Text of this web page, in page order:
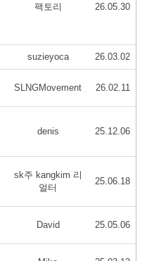
팩토리 26.05.30
suzieyoca 26.03.02
SLNGMovement 26.02.11
denis 25.12.06
sk주 kangkim 리
얼터
25.06.18
David 25.05.06